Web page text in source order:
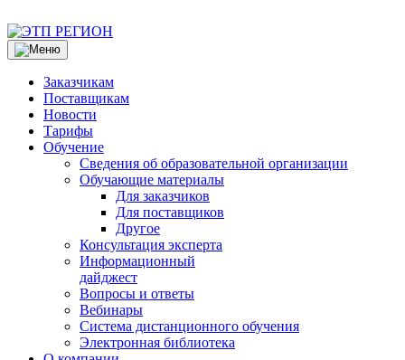
Заказчикам
Поставщикам
Новости
Тарифы
Обучение
Сведения об образовательной организации
Обучающие материалы
Для заказчиков
Для поставщиков
Другое
Консультация эксперта
Информационный
дайджест
Вопросы и ответы
Вебинары
Система дистанционного обучения
Электронная библиотека